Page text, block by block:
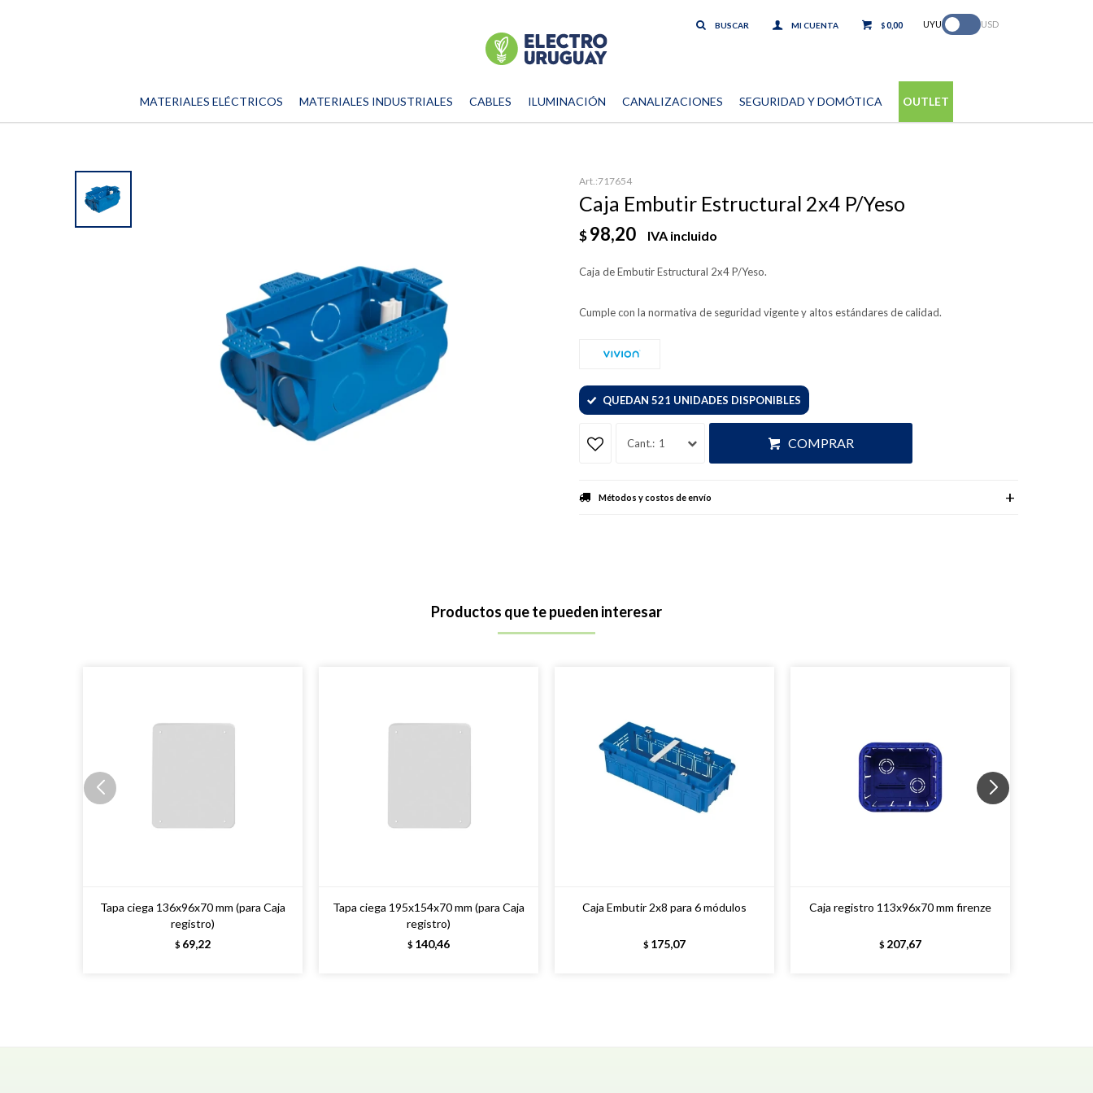
MATERIALES ELÉCTRICOS MATERIALES INDUSTRIALES CABLES ILUMINACIÓN CANALIZACIONES SEGURIDAD Y DOMÓTICA OUTLET
$0,00 UYU USD
717654
Caja Embutir Estructural 2x4 P/Yeso
$98,20 IVA incluido
Caja de Embutir Estructural 2x4 P/Yeso.
Cumple con la normativa de seguridad vigente y altos estándares de calidad.
QUEDAN 521 UNIDADES DISPONIBLES
1 COMPRAR
Métodos y costos de envío
Productos que te pueden interesar
Tapa ciega 136x96x70 mm (para Caja
registro)
$ 69,22
Tapa ciega 195x154x70 mm (para Caja
registro)
$ 140,46
Caja Embutir 2x8 para 6 módulos
$ 175,07
Caja registro 113x96x70 mm firenze
$ 207,67